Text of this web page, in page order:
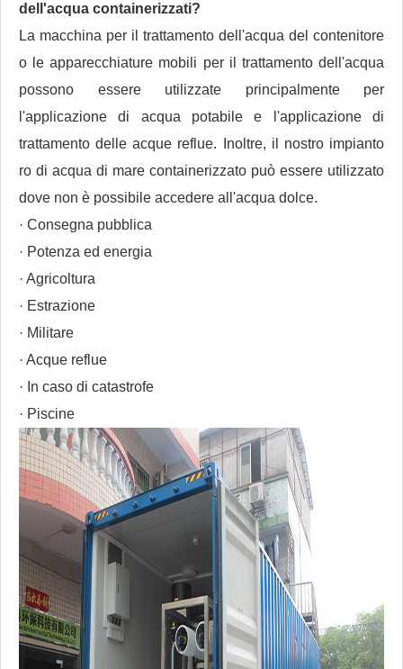
dell'acqua containerizzati?
La macchina per il trattamento dell'acqua del contenitore
o le apparecchiature mobili per il trattamento dell'acqua
possono essere utilizzate principalmente per
l'applicazione di acqua potabile e l'applicazione di
trattamento delle acque reflue. Inoltre, il nostro impianto
ro di acqua di mare containerizzato può essere utilizzato
dove non è possibile accedere all'acqua dolce.
· Consegna pubblica
· Potenza ed energia
· Agricoltura
· Estrazione
· Militare
· Acque reflue
· In caso di catastrofe
· Piscine